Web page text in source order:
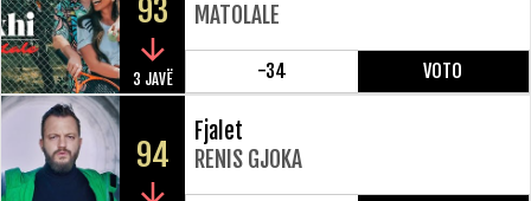
93
3 JAVË
MATOLALE
-34 VOTO
94
Fjalet
RENIS GJOKA